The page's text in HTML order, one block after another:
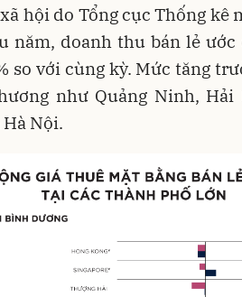
hội do Tổng cục Thống kê
năm, doanh thu bán lẻ
so với cùng kỳ. Mức tăng
như Quảng Ninh, Hải
Hà Nội.